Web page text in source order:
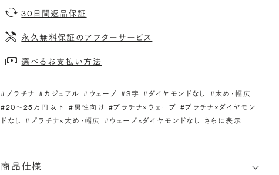
30日間返品保証
永久無料保証のアフターサービス
選べるお支払い方法
#プラチナ #カジュアル #ウェーブ #S字 #ダイヤモンドなし
#太め・幅広
#20〜25万円以下 #男性向け #プラチナ×ウェーブ #プラチナ×ダイヤモン
ドなし
#プラチナ×太め・幅広 #ウェーブ×ダイヤモンドなし さらに表示
商品仕様